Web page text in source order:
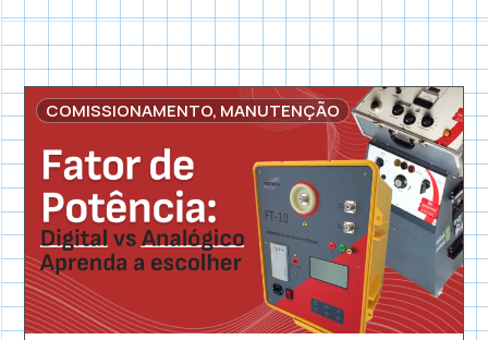
COMISSIONAMENTO, MANUTENÇÃO